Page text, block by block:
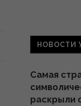
НОВОСТИ
Самая
раскрыли